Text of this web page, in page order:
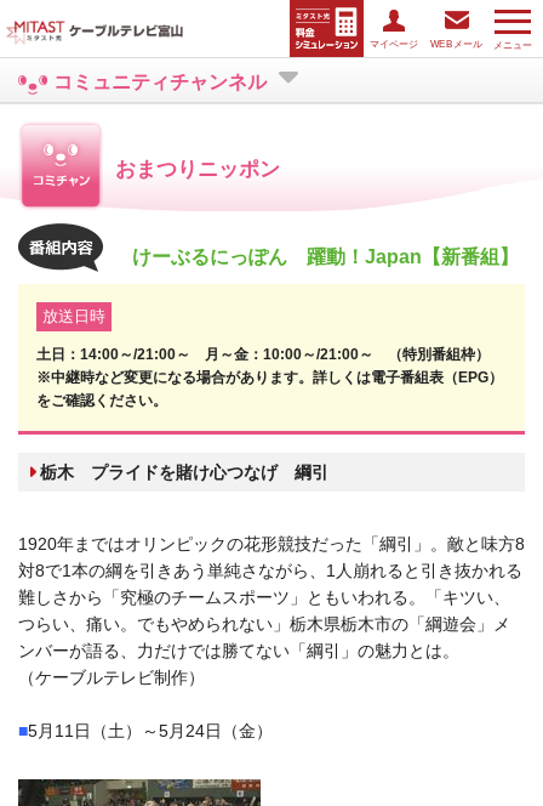
メニュー
マイページ WEBメール
コミュニティチャンネル
おまつりニッポン
けーぶるにっぽん 躍動！Japan【新番組】
放送日時
土日：14:00～/21:00～ 月～金：10:00～/21:00～ （特別番組枠）
※中継時など変更になる場合があります。詳しくは電子番組表（EPG）
をご確認ください。
栃木 プライドを賭け心つなげ 綱引
1920年まではオリンピックの花形競技だった「綱引」。敵と味方8
対8で1本の綱を引きあう単純さながら、1人崩れると引き抜かれる
難しさから「究極のチームスポーツ」ともいわれる。「キツい、
つらい、痛い。でもやめられない」栃木県栃木市の「綱遊会」メ
ンバーが語る、力だけでは勝てない「綱引」の魅力とは。
（ケーブルテレビ制作）
■5月11日（土）～5月24日（金）